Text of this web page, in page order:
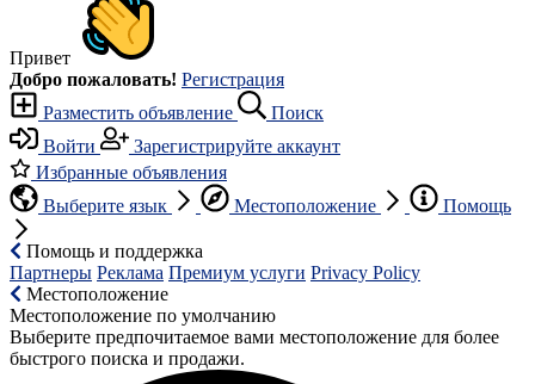
Привет
Добро пожаловать! Регистрация
Разместить объявление
Поиск
Войти
Зарегистрируйте аккаунт
Избранные объявления
Выберите язык
Местоположение Помощь
Помощь и поддержка
Партнеры Реклама Премиум услуги Privacy Policy
Местоположение
Местоположение по умолчанию
Выберите предпочитаемое вами местоположение для более
быстрого поиска и продажи.